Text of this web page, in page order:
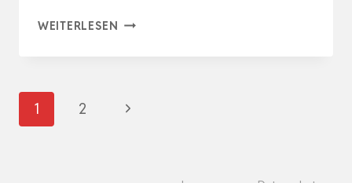
WEITERLESEN PAYA
OSZILLIERENDE
Seitennavigation
1 2
Nächste